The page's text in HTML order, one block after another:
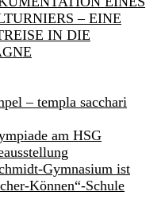
– EINE
IN DIE
– templa sacchari
am HSG
Gymnasium ist
Können“-Schule